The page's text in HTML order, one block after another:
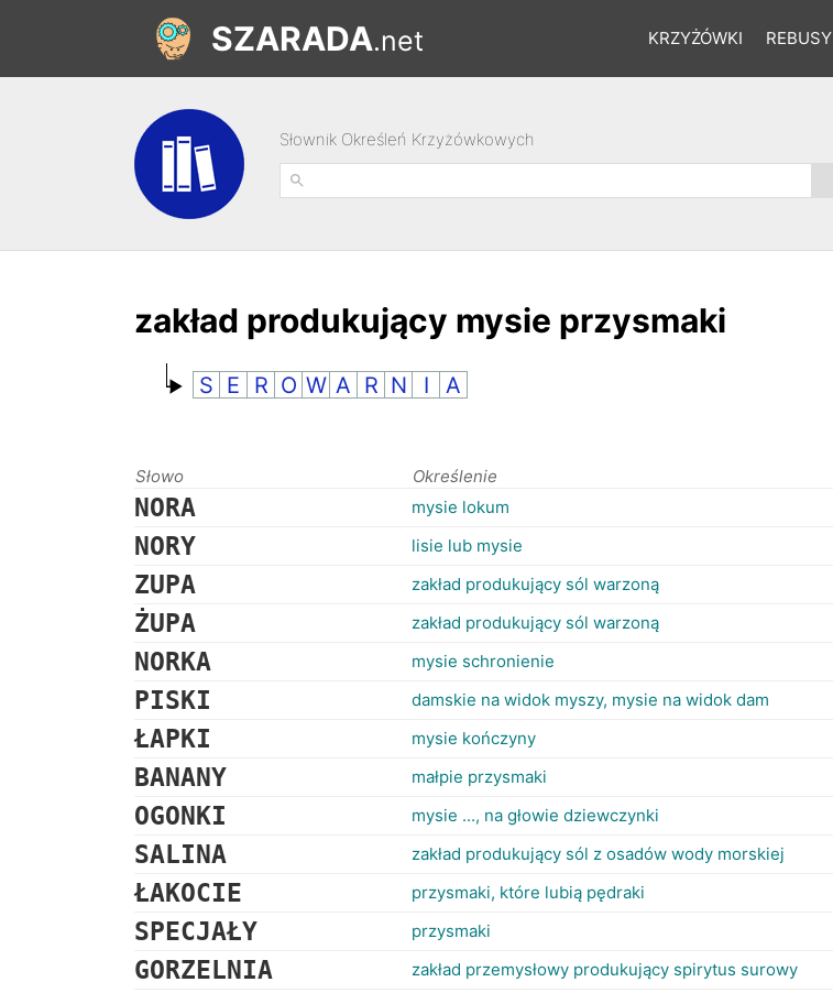
KRZYŻÓWKI REBUSY
SZARADA.net
Słownik Określeń Krzyżówkowych
zakład produkujący mysie przysmaki
S E R O W A R N I A
Słowo Określenie
NORA mysie lokum
NORY lisie lub mysie
ZUPA zakład produkujący sól warzoną
ŻUPA zakład produkujący sól warzoną
NORKA mysie schronienie
PISKI damskie na widok myszy, mysie na widok dam
ŁAPKI mysie kończyny
BANANY małpie przysmaki
OGONKI mysie ..., na głowie dziewczynki
SALINA zakład produkujący sól z osadów wody morskiej
ŁAKOCIE przysmaki, które lubią pędraki
SPECJAŁY przysmaki
GORZELNIA zakład przemysłowy produkujący spirytus surowy